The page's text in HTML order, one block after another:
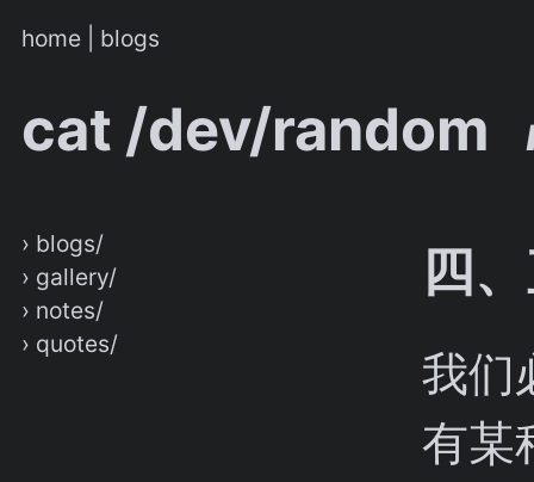
home blogs
cat /dev/random
› blogs/
› gallery/
› notes/
› quotes/
四
我们
有某